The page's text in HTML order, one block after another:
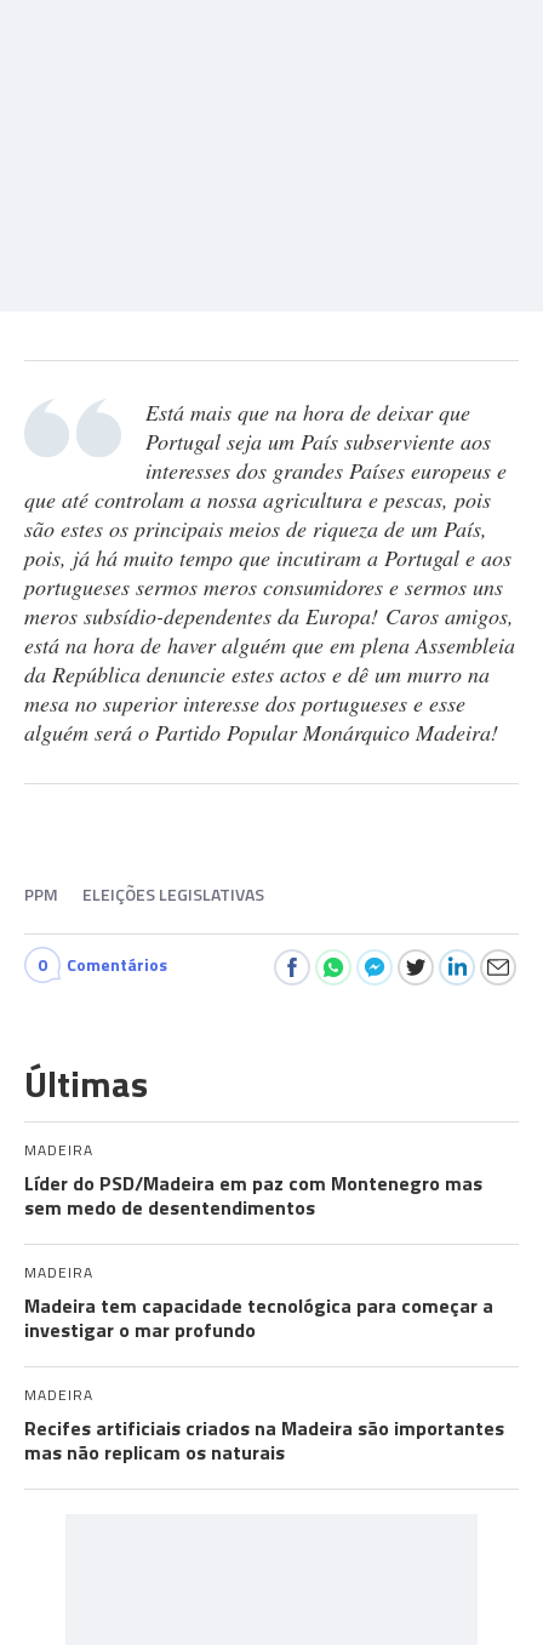
Está mais que na hora de deixar que
Portugal seja um País subserviente aos
interesses dos grandes Países europeus e
que até controlam a nossa agricultura e pescas, pois
são estes os principais meios de riqueza de um País,
pois, já há muito tempo que incutiram a Portugal e aos
portugueses sermos meros consumidores e sermos uns
meros subsídio-dependentes da Europa! Caros amigos,
está na hora de haver alguém que em plena Assembleia
da República denuncie estes actos e dê um murro na
mesa no superior interesse dos portugueses e esse
alguém será o Partido Popular Monárquico Madeira!
PPM ELEIÇÕES LEGISLATIVAS
0 Comentários
Últimas
MADEIRA
Líder do PSD/Madeira em paz com Montenegro mas
sem medo de desentendimentos
MADEIRA
Madeira tem capacidade tecnológica para começar a
investigar o mar profundo
MADEIRA
Recifes artificiais criados na Madeira são importantes
mas não replicam os naturais